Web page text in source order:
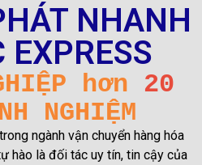
NHANH
EXPRESS
hơn 20
NGHIỆM
ngành vận chuyển hàng hóa
hào là đối tác uy tín, tin cậy của